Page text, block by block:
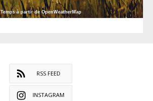
Temps à partir de OpenWeatherMap
RSS FEED
INSTAGRAM